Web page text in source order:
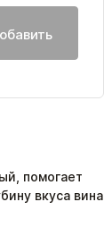
помогает
вкуса вина